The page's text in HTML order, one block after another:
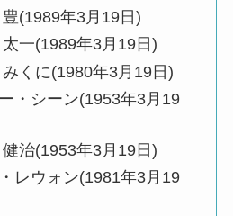
豊(1989年3月19日)
太一(1989年3月19日)
みくに(1980年3月19日)
・シーン(1953年3月19
健治(1953年3月19日)
レウォン(1981年3月19